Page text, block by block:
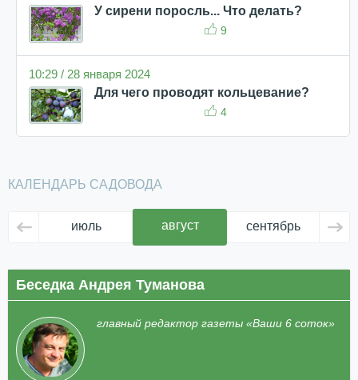
У сирени поросль... Что делать?
9
10:29 / 28 января 2024
Для чего проводят кольцевание?
4
КАЛЕНДАРЬ САДОВОДА
июль август сентябрь
Беседка Андрея Туманова
главный редактор газеты «Ваши 6 соток»